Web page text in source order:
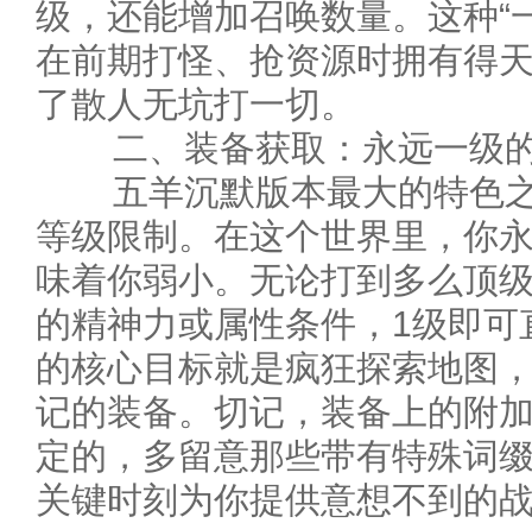
级，还能增加召唤数量。这种“
在前期打怪、抢资源时拥有得
了散人无坑打一切。
二、装备获取：永远一级的
五羊沉默版本最大的特色
等级限制。在这个世界里，你
味着你弱小。无论打到多么顶
的精神力或属性条件，1级即
的核心目标就是疯狂探索地图
记的装备。切记，装备上的附
定的，多留意那些带有特殊词
关键时刻为你提供意想不到的